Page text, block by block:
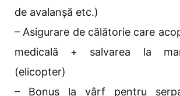
de avalanșă etc.)
– Asigurare de călătorie care
medicală + salvarea la
(elicopter)
– Bonus la vârf pentru